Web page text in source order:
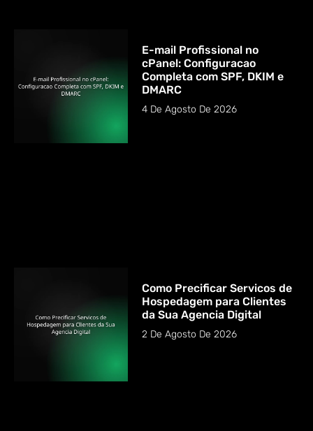
E-mail Profissional no
cPanel: Configuracao
Completa com SPF, DKIM e
DMARC
4 De Agosto De 2026
Como Precificar Servicos de
Hospedagem para Clientes
da Sua Agencia Digital
2 De Agosto De 2026